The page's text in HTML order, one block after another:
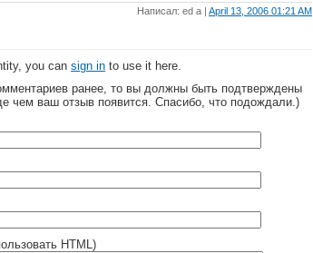
Написал: ed a | April 13, 2006 01:21 AM
you can sign in to use it here.
ранее, то вы должны быть подтверждены
чем ваш отзыв появится. Спасибо, что подождали.)
HTML)